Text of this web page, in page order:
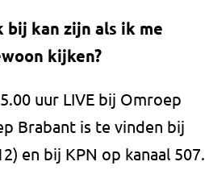
bij kan zijn als ik me
kijken?
uur LIVE bij Omroep
Brabant is te vinden bij
en bij KPN op kanaal 507.